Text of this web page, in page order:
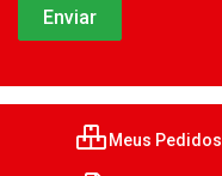
Meus Pedidos